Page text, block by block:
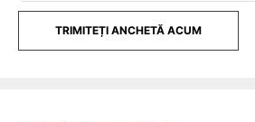
TRIMITEȚI ANCHETĂ ACUM